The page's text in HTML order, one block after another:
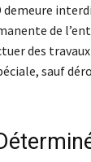
demeure
de
des
sauf